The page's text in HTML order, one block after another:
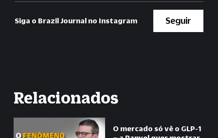
Siga o Brazil Journal no Instagram Seguir
Relacionados
O mercado só vê o GLP-1